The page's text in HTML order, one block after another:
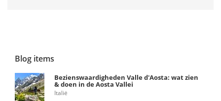
Blog items
Bezienswaardigheden Valle d'Aosta: wat zien
& doen in de Aosta Vallei
Italië